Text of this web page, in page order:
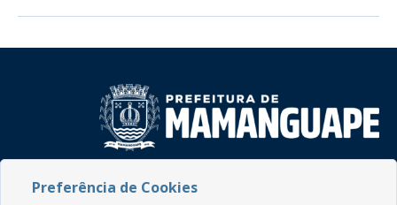
CEP: 58.280-000 - Mamanguape/PB
Preferência de Cookies